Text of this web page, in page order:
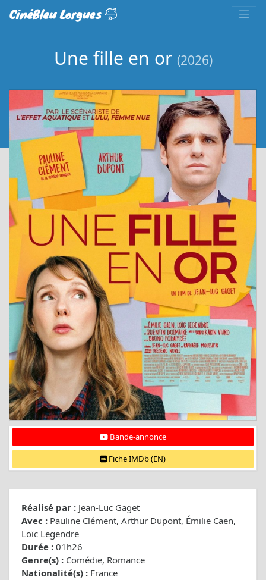
CinéBleu Lorgues
Une fille en or (2026)
Bande-annonce
Fiche IMDb (EN)
Réalisé par : Jean-Luc Gaget
Avec : Pauline Clément, Arthur Dupont, Émilie Caen,
Loïc Legendre
Durée : 01h26
Genre(s) : Comédie, Romance
Nationalité(s) : France